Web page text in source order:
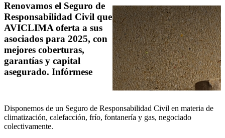
Renovamos el Seguro de
Responsabilidad Civil que
AVICLIMA oferta a sus
asociados para 2025, con
mejores coberturas,
garantías y capital
asegurado. Infórmese
Disponemos de un Seguro de Responsabilidad Civil en materia de
climatización, calefacción, frío, fontanería y gas, negociado
colectivamente.